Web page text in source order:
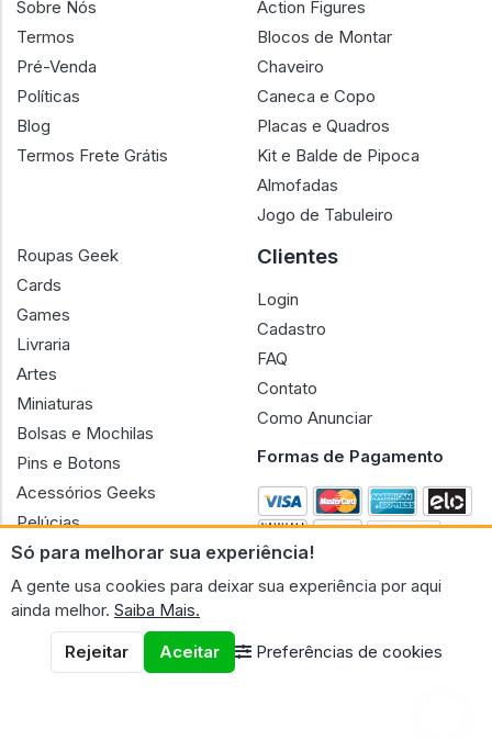
Só para melhorar sua experiência!
A gente usa cookies para deixar sua experiência por aqui
ainda melhor. Saiba Mais.
Rejeitar
Aceitar Preferências de cookies
Sobre Nós
Termos
Pré-Venda
Políticas
Blog
Termos Frete Grátis
Action Figures
Blocos de Montar
Chaveiro
Caneca e Copo
Placas e Quadros
Kit e Balde de Pipoca
Almofadas
Jogo de Tabuleiro
Roupas Geek
Cards
Games
Livraria
Artes
Miniaturas
Bolsas e Mochilas
Pins e Botons
Acessórios Geeks
Pelúcias
Bonecas
Clientes
Login
Cadastro
FAQ
Contato
Como Anunciar
Formas de Pagamento
CNPJ n.º 30.220.458/0001-17 - GERAL GEEK PORTAL ELETRONICO